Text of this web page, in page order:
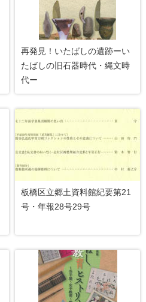
再発見！いたばしの遺跡ーい
たばしの旧石器時代・縄文時
代ー
板橋区立郷土資料館紀要第21
号・年報28号29号